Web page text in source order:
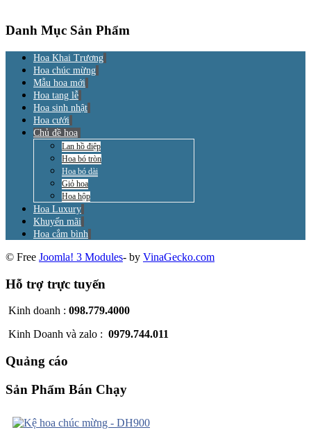
Danh Mục Sản Phẩm
Hoa Khai Trương
Hoa chúc mừng
Mẫu hoa mới
Hoa tang lễ
Hoa sinh nhật
Hoa cưới
Chủ đề hoa
Lan hồ điệp
Hoa bó tròn
Hoa bó dài
Giỏ hoa
Hoa hộp
Hoa Luxury
Khuyến mãi
Hoa cắm bình
© Free Joomla! 3 Modules- by VinaGecko.com
Hỗ trợ trực tuyến
Kinh doanh : 098.779.4000
Kinh Doanh và zalo : 0979.744.011
Quảng cáo
Sản Phẩm Bán Chạy